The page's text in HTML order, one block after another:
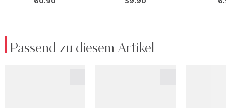
Passend zu diesem Artikel